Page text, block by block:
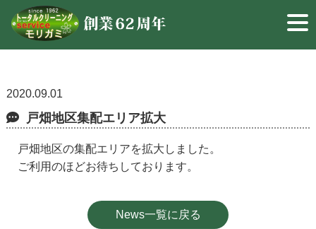
2020.09.01
戸畑地区集配エリア拡大
戸畑地区の集配エリアを拡大しました。
ご利用のほどお待ちしております。
News一覧に戻る